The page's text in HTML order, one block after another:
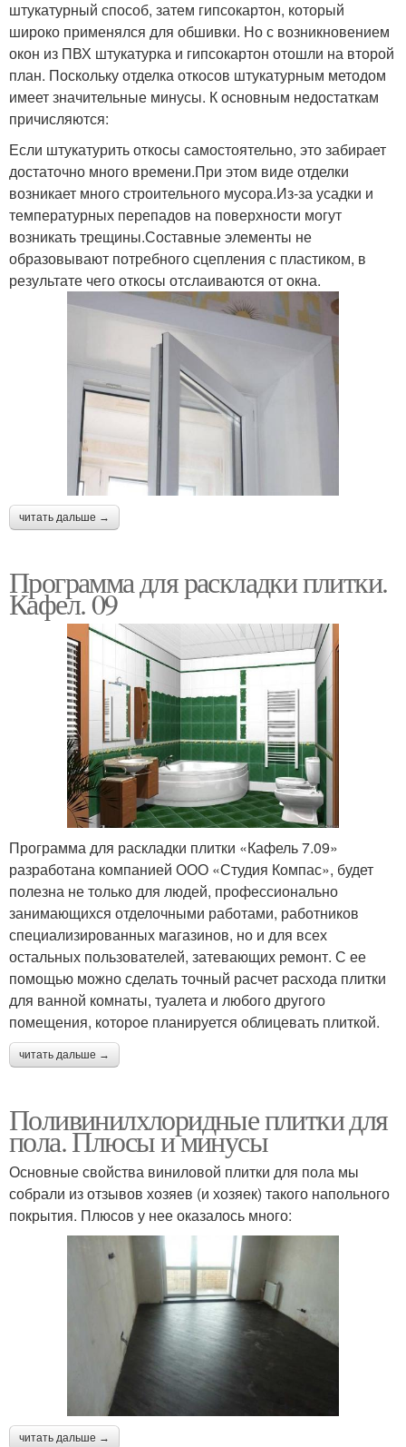
штукатурный способ, затем гипсокартон, который
широко применялся для обшивки. Но с возникновением
окон из ПВХ штукатурка и гипсокартон отошли на второй
план. Поскольку отделка откосов штукатурным методом
имеет значительные минусы. К основным недостаткам
причисляются:
Если штукатурить откосы самостоятельно, это забирает
достаточно много времени.При этом виде отделки
возникает много строительного мусора.Из-за усадки и
температурных перепадов на поверхности могут
возникать трещины.Составные элементы не
образовывают потребного сцепления с пластиком, в
результате чего откосы отслаиваются от окна.
читать дальше →
Программа для раскладки плитки.
Кафел. 09
Программа для раскладки плитки «Кафель 7.09»
разработана компанией ООО «Студия Компас», будет
полезна не только для людей, профессионально
занимающихся отделочными работами, работников
специализированных магазинов, но и для всех
остальных пользователей, затевающих ремонт. С ее
помощью можно сделать точный расчет расхода плитки
для ванной комнаты, туалета и любого другого
помещения, которое планируется облицевать плиткой.
читать дальше →
Поливинилхлоридные плитки для
пола. Плюсы и минусы
Основные свойства виниловой плитки для пола мы
собрали из отзывов хозяев (и хозяек) такого напольного
покрытия. Плюсов у нее оказалось много:
читать дальше →